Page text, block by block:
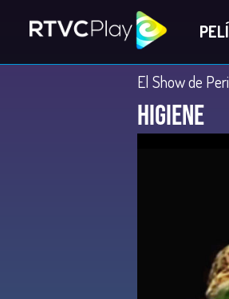
El Show de
Higiene